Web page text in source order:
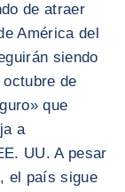
de atraer
América del
siendo
de
que
a
UU. A pesar
el país sigue